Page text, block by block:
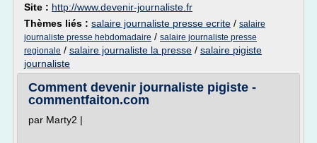
Site : http://www.devenir-journaliste.fr
Thèmes liés : salaire journaliste presse ecrite / salaire
journaliste presse hebdomadaire / salaire journaliste presse
regionale / salaire journaliste la presse / salaire pigiste
journaliste
Comment devenir journaliste pigiste -
commentfaiton.com
par Marty2 |